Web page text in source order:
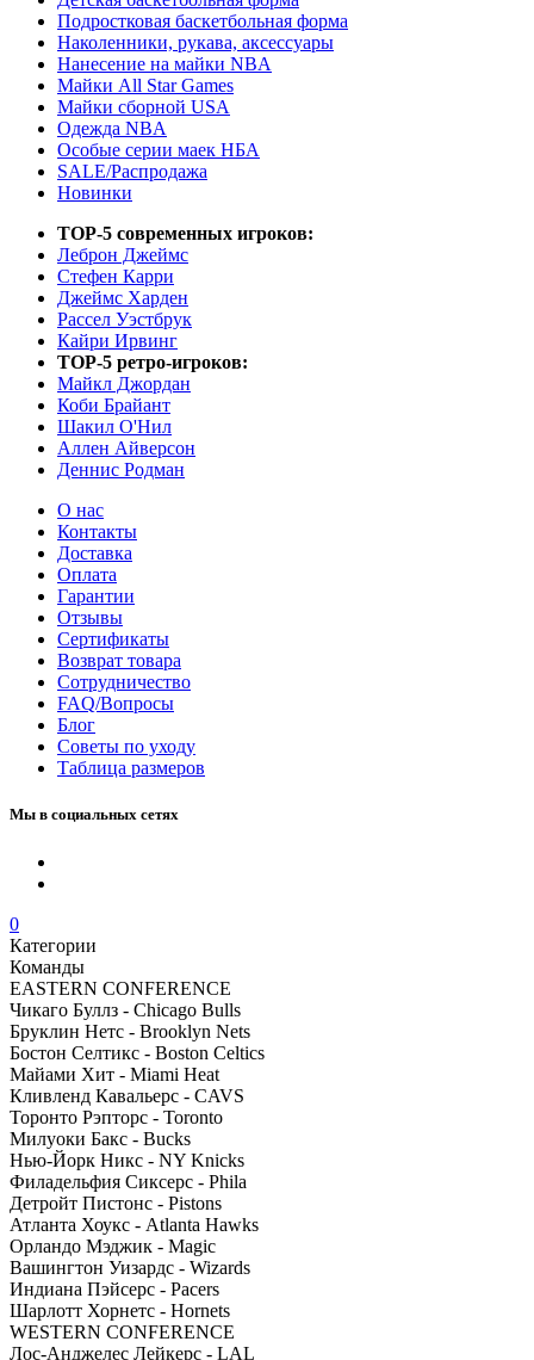
Подростковая баскетбольная форма
Наколенники, рукава, аксессуары
Нанесение на майки NBA
Майки All Star Games
Майки сборной USA
Одежда NBA
Особые серии маек НБА
SALE/Распродажа
Новинки
TOP-5 современных игроков:
Леброн Джеймс
Стефен Карри
Джеймс Харден
Рассел Уэстбрук
Кайри Ирвинг
TOP-5 ретро-игроков:
Майкл Джордан
Коби Брайант
Шакил О'Нил
Аллен Айверсон
Деннис Родман
О нас
Контакты
Доставка
Оплата
Гарантии
Отзывы
Сертификаты
Возврат товара
Сотрудничество
FAQ/Вопросы
Блог
Советы по уходу
Таблица размеров
Мы в социальных сетях
0
Категории
Команды
EASTERN CONFERENCE
Чикаго Буллз - Chicago Bulls
Бруклин Нетс - Brooklyn Nets
Бостон Селтикс - Boston Celtics
Майами Хит - Miami Heat
Кливленд Кавальерс - CAVS
Торонто Рэпторс - Toronto
Милуоки Бакс - Bucks
Нью-Йорк Никс - NY Knicks
Филадельфия Сиксерс - Phila
Детройт Пистонс - Pistons
Атланта Хоукс - Atlanta Hawks
Орландо Мэджик - Magic
Вашингтон Уизардс - Wizards
Индиана Пэйсерс - Pacers
Шарлотт Хорнетс - Hornets
WESTERN CONFERENCE
Лос-Анджелес Лейкерс - LAL